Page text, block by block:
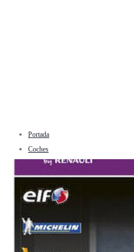
Portada
Coches
Tasa tú coche
Deporte
Automovilismo